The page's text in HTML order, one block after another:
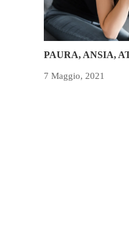
PAURA, ANSIA,
7 Maggio, 2021